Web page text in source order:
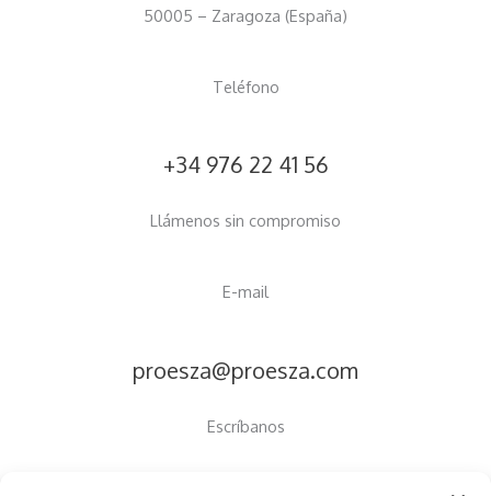
50005 – Zaragoza (España)
Teléfono
+34 976 22 41 56
Llámenos sin compromiso
E-mail
proesza@proesza.com
Escríbanos